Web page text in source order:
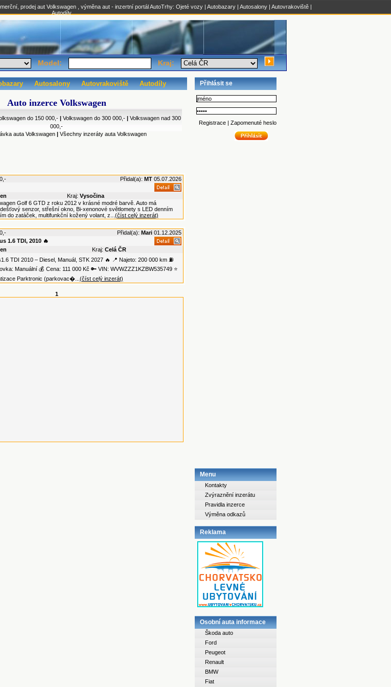
prodej aut Volkswagen , výměna aut - inzertní portál AutoTrhy: Ojeté vozy| Autobazary| Autosalony| Autovrakoviště|
Autodíly
Model: Kraj:
Autosalony Autovrakoviště Autodíly
Auto inzerce Volkswagen
do 150 000,- | Volkswagen do 300 000,- | Volkswagen nad 300
000,-
auta Volkswagen| Všechny inzeráty auta Volkswagen
Přidal(a): MT05.07.2026
Kraj: Vysočina
Golf 6 GTD z roku 2012 v krásné modré barvě. Auto má
senzor, střešní okno, Bi-xenonové světlomety s LED denním
do zatáček, multifunkční kožený volant, z... (číst celý inzerát)
Přidal(a): Mari01.12.2025
1.6 TDI, 2010 🔥
Kraj: Celá ČR
TDI 2010 – Diesel, Manuál, STK 2027 🔥 📍 Najeto: 200 000 km ⛽
Manuální 💰 Cena: 111 000 Kč 🔑 VIN: WVWZZZ1KZBW535749 ⭐
Parktronic (parkovac�... (číst celý inzerát)
1
Přihlásit se
Registrace | Zapomenuté heslo
Menu
Kontakty
Zvýraznění inzerátu
Pravidla inzerce
Výměna odkazů
Reklama
Osobní auta informace
Škoda auto
Ford
Peugeot
Renault
BMW
Fiat